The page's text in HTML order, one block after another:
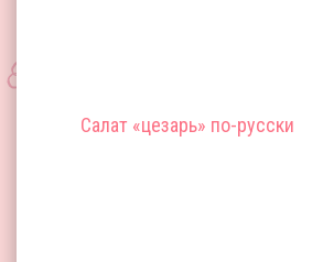
Салат «цезарь» по-русски